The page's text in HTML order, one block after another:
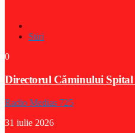
Stiri
0
Directorul Căminului
Radio Medias 725
31 iulie 2026